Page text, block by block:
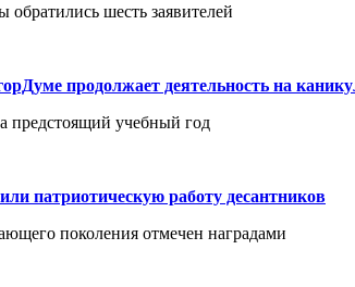
шесть заявителей
продолжает деятельность на
предстоящий учебный год
патриотическую работу десантников
поколения отмечен наградами